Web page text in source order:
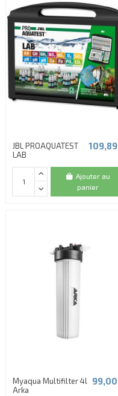
JBL PROAQUATEST
LAB
Ajouter au
panier
Myaqua Multifilter 4l
Arka